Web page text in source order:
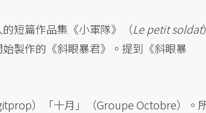
短篇作品集《小軍隊》（Le petit soldat）
製作的《斜眼暴君》。提到《斜眼暴
）「十月」（Groupe Octobre）。